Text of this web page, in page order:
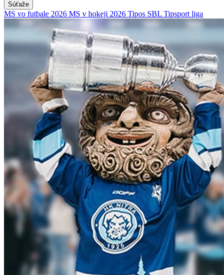
Súťaže
MS vo futbale 2026 MS v hokeji 2026 Tipos SBL Tipsport liga